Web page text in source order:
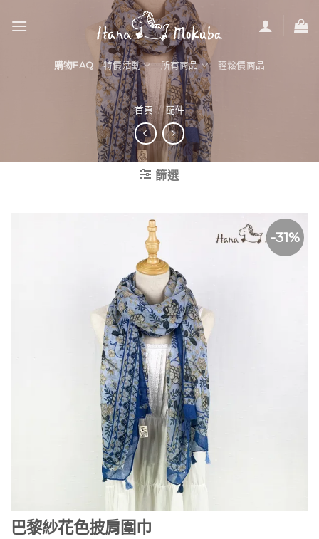
購物FAQ 特價活動 所有商品 輕鬆價商品
首頁 / 配件
篩選
-31%
巴黎紗花色披肩圍巾